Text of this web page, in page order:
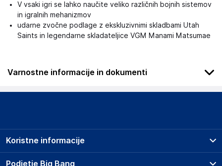
V vsaki igri se lahko naučite veliko različnih bojnih sistemov
in igralnih mehanizmov
udarne zvočne podlage z ekskluzivnimi skladbami Utah
Saints in legendarne skladateljice VGM Manami Matsumae
Varnostne informacije in dokumenti
Podatki o proizvajalcu
Rubber Road Ltd
Podjetje Big Bang
Koristne informacije
Prodajna mesta